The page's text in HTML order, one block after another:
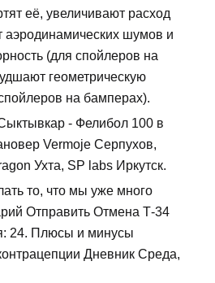
её, увеличивают расход
аэродинамических шумов и
(для спойлеров на
геометрическую
на бамперах).
- Фелибол 100 в
Vermoje Серпухов,
Ухта, SP labs Иркутск.
то, что мы уже много
Отправить Отмена Т-34
24. Плюсы и минусы
Дневник Среда,